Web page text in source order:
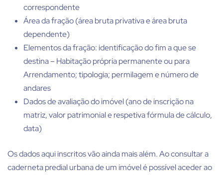
correspondente
Área da fração (área bruta privativa e área bruta
dependente)
Elementos da fração: identificação do fim a que se
destina – Habitação própria permanente ou para
Arrendamento; tipologia; permilagem e número de
andares
Dados de avaliação do imóvel (ano de inscrição na
matriz, valor patrimonial e respetiva fórmula de cálculo,
data)
Os dados aqui inscritos vão ainda mais além. Ao consultar a
caderneta predial urbana de um imóvel é possível aceder ao